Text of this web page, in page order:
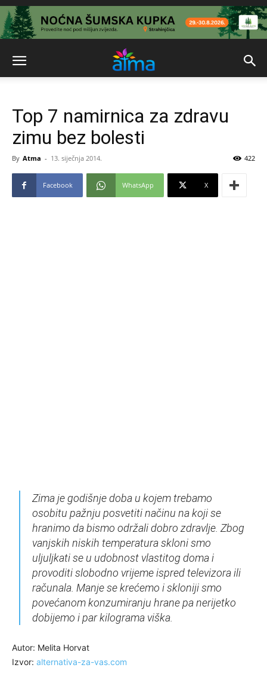
Top 7 namirnica za zdravu
zimu bez bolesti
By Atma - 13. siječnja 2014. 422
Facebook WhatsApp X
Zima je godišnje doba u kojem trebamo
osobitu pažnju posvetiti načinu na koji se
hranimo da bismo održali dobro zdravlje. Zbog
vanjskih niskih temperatura skloni smo
uljuljkati se u udobnost vlastitog doma i
provoditi slobodno vrijeme ispred televizora ili
računala. Manje se krećemo i skloniji smo
povećanom konzumiranju hrane pa nerijetko
dobijemo i par kilograma viška.
Autor: Melita Horvat
Izvor: alternativa-za-vas.com